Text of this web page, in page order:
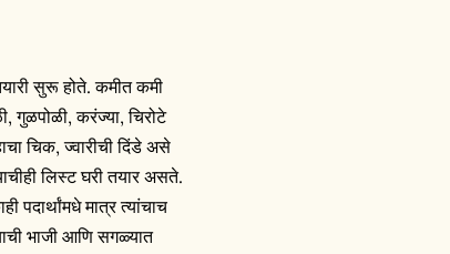
सुरू होते. कमीत कमी
गुळपोळी, करंज्या, चिरोटे
चिक, ज्वारीची दिंडे असे
लिस्ट घरी तयार असते.
मात्र त्यांचाच
भाजी आणि सगळ्यात